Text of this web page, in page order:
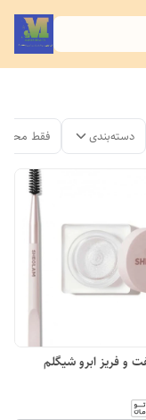
دسته‌بندی فقط
و فریز ابرو شیگلم